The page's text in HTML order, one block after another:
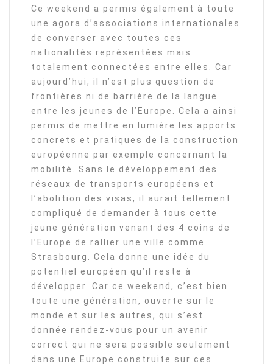
Ce weekend a permis également à toute
une agora d’associations internationales
de converser avec toutes ces
nationalités représentées mais
totalement connectées entre elles. Car
aujourd’hui, il n’est plus question de
frontières ni de barrière de la langue
entre les jeunes de l’Europe. Cela a ainsi
permis de mettre en lumière les apports
concrets et pratiques de la construction
européenne par exemple concernant la
mobilité. Sans le développement des
réseaux de transports européens et
l’abolition des visas, il aurait tellement
compliqué de demander à tous cette
jeune génération venant des 4 coins de
l’Europe de rallier une ville comme
Strasbourg. Cela donne une idée du
potentiel européen qu’il reste à
développer. Car ce weekend, c’est bien
toute une génération, ouverte sur le
monde et sur les autres, qui s’est
donnée rendez-vous pour un avenir
correct qui ne sera possible seulement
dans une Europe construite sur ces